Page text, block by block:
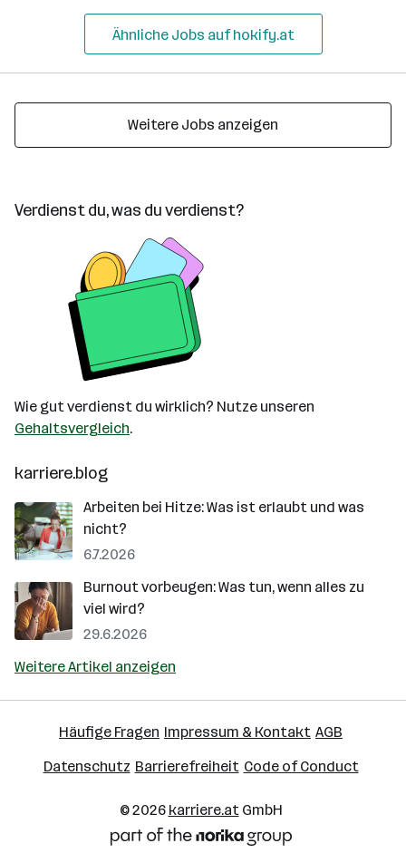
Ähnliche Jobs auf hokify.at
Weitere Jobs anzeigen
Verdienst du, was du verdienst?
Wie gut verdienst du wirklich? Nutze unseren
Gehaltsvergleich.
karriere.blog
Arbeiten bei Hitze: Was ist erlaubt und was
nicht?
6.7.2026
Burnout vorbeugen: Was tun, wenn alles zu
viel wird?
29.6.2026
Weitere Artikel anzeigen
Häufige Fragen Impressum & Kontakt AGB
Datenschutz Barrierefreiheit Code of Conduct
© 2026 karriere.atGmbH